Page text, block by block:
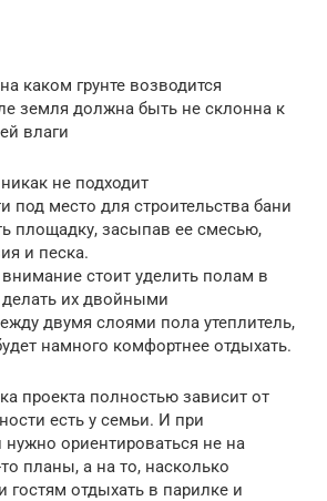
каком грунте возводится
земля должна быть не склонна к
влаги
не подходит
под место для строительства бани
площадку, засыпав ее смесью,
и песка.
внимание стоит уделить полам в
их двойными
двумя слоями пола утеплитель,
намного комфортнее отдыхать.
проекта полностью зависит от
есть у семьи. И при
нужно ориентироваться не на
планы, а на то, насколько
гостям отдыхать в парилке и